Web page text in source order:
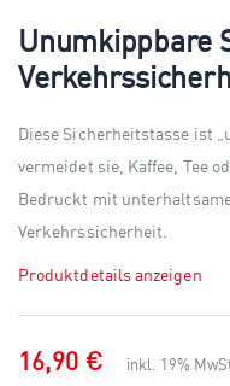
to
the
beginning
of
images
Unumkippbare
Diese Sicherheitstasse ist
vermeidet sie, Kaffee, Tee
Bedruckt mit
Verkehrssicherheit.
Produktdetails anzeigen
16,90 € inkl. 19%